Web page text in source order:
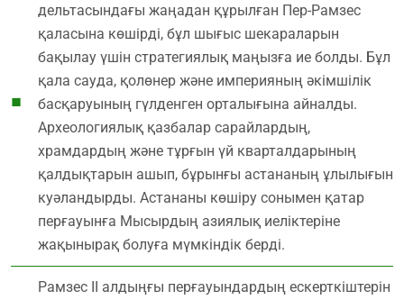
дельтасындағы жаңадан құрылған Пер-Рамзес
қаласына көшірді, бұл шығыс шекараларын
бақылау үшін стратегиялық маңызға ие болды. Бұл
қала сауда, қолөнер және империяның әкімшілік
басқаруының гүлденген орталығына айналды.
Археологиялық қазбалар сарайлардың,
храмдардың және тұрғын үй кварталдарының
қалдықтарын ашып, бұрынғы астананың ұлылығын
куәландырды. Астананы көшіру сонымен қатар
перғауынға Мысырдың азиялық иеліктеріне
жақынырақ болуға мүмкіндік берді.
Рамзес ІІ алдыңғы перғауындардың ескерткіштерін